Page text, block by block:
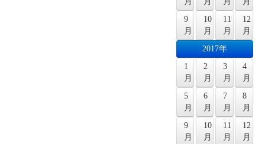
9
月
10
月
11
月
12
月
2017年
1
月
2
月
3
月
4
月
5
月
6
月
7
月
8
月
9
月
10
月
11
月
12
月